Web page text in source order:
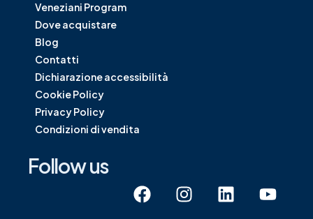
Veneziani Program
Dove acquistare
Blog
Contatti
Dichiarazione accessibilità
Cookie Policy
Privacy Policy
Condizioni di vendita
Follow us